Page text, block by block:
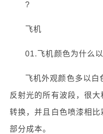
?
飞机
01.飞机颜色为什么
飞机外观颜色多以
反射光的所有波段，很
转换，并且白色喷漆相
部分成本。